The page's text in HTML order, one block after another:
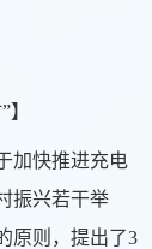
加快推进充电
振兴若干举
原则，提出了3